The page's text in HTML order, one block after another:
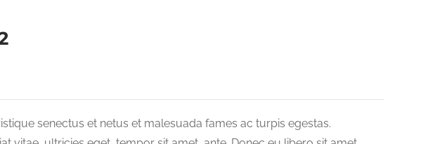
senectus et netus et malesuada fames ac turpis egestas.